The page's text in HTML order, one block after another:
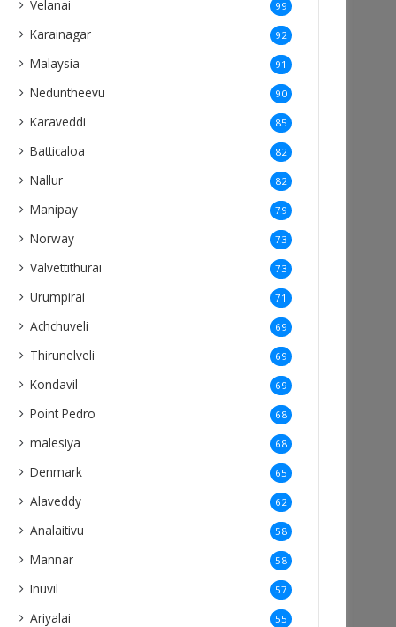
Velanai 99
Karainagar 92
Malaysia 91
Neduntheevu 90
Karaveddi 85
Batticaloa 82
Nallur 82
Manipay 79
Norway 73
Valvettithurai 73
Urumpirai 71
Achchuveli 69
Thirunelveli 69
Kondavil 69
Point Pedro 68
malesiya 68
Denmark 65
Alaveddy 62
Analaitivu 58
Mannar 58
Inuvil 57
Ariyalai 55